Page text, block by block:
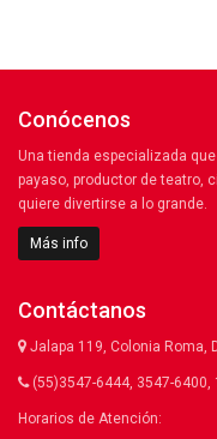
Conócenos
Una tienda especializada
payaso, productor de teatro,
quiere divertirse a lo grande.
Más info
Contáctanos
Jalapa 119, Colonia Roma,
(55)3547-6444, 3547-6400,
Horarios de Atención: